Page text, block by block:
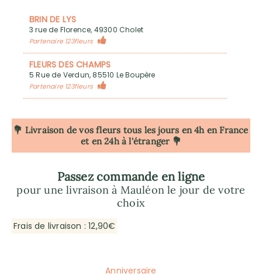
BRIN DE LYS
3 rue de Florence, 49300 Cholet
Partenaire 123fleurs
FLEURS DES CHAMPS
5 Rue de Verdun, 85510 Le Boupère
Partenaire 123fleurs
💐 Livraison de vos fleurs tous les jours en 4h en France
et en 24h à l'étranger 💐
Passez commande en ligne
pour une livraison à Mauléon le jour de votre
choix
Frais de livraison : 12,90€
Anniversaire